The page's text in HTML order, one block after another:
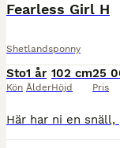
Fearless Girl H
Shetlandsponny
Sto
Kön
1 år
Ålder
102 cm
Höjd
25
Pris